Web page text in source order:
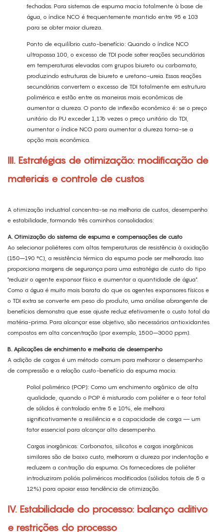
fechadas. Para sistemas de espuma macia totalmente à base de
água, o índice NCO é frequentemente mantido entre 95 e 103
para se obter maior dureza.
Ponto de equilíbrio custo-benefício: Quando o índice NCO
ultrapassa 100, o excesso de TDI pode sofrer reações secundárias
em temperaturas elevadas com grupos biureto ou carbamato,
produzindo estruturas de biureto e uretano-ureia. Essas reações
secundárias convertem o excesso de TDI totalmente em estrutura
polimérica e estão entre as maneiras mais econômicas de
aumentar a dureza. O ponto de inflexão econômico é: se o preço
unitário do PU exceder 1,176 vezes o preço unitário do TDI,
aumentar o índice NCO para aumentar a dureza torna-se a
opção mais econômica.
III. Estratégias de otimização: modificação de
materiais e controle de custos
A otimização industrial concentra-se na melhoria de custos, desempenho
e estabilidade, formando três caminhos consolidados:
A. Otimização do sistema de espuma e compensações de custo
Ao selecionar poliéteres com altas temperaturas de resistência à oxidação
(150–190 °C), a resistência térmica da espuma pode ser melhorada. Isso
proporciona margens de segurança para uma estratégia de custo do tipo
"reduzir o agente expansor físico e aumentar a quantidade de água".
Como a água é muito mais barata do que os agentes expansores físicos e
o TDI extra se converte em peso do produto, uma análise abrangente de
benefícios demonstra que esse ajuste reduz efetivamente o custo total da
matéria-prima. Para alcançar esse objetivo, são necessários antioxidantes
compostos em alta concentração (por exemplo, 1500–3000 ppm).
B. Aplicações de enchimento e melhoria de desempenho
A adição de cargas é um método comum para melhorar o desempenho
de compressão e a relação custo-benefício da espuma macia.
Poliol polimérico (POP): Como um enchimento orgânico de alta
qualidade, quando o POP é misturado com poliéter e o teor total
de sólidos é controlado entre 5 e 10%, ele melhora
significativamente a resiliência e a capacidade de carga — um
fator essencial para alcançar alto desempenho.
Cargas inorgânicas: Carbonatos, silicatos e cargas inorgânicas
similares são de baixo custo, melhoram a dureza por indentação e
reduzem a contração da espuma. Os fornecedores de poliéter
introduziram polióis poliméricos modificados (sólidos totais de 5 a
12%) para apoiar essa tendência de otimização.
IV. Estabilidade do processo: balanço aditivo
e restrições do processo